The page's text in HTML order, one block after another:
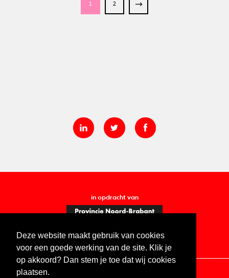
Deze website maakt gebruik van cookies
voor een goede werking van de site. Klik je
op akkoord? Dan stem je toe dat wij cookies
plaatsen.
1 2
in opdracht van